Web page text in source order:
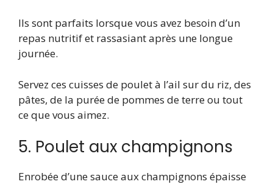
Ils sont parfaits lorsque vous avez besoin d’un
repas nutritif et rassasiant après une longue
journée.
Servez ces cuisses de poulet à l’ail sur du riz, des
pâtes, de la purée de pommes de terre ou tout
ce que vous aimez.
5. Poulet aux champignons
Enrobée d’une sauce aux champignons épaisse